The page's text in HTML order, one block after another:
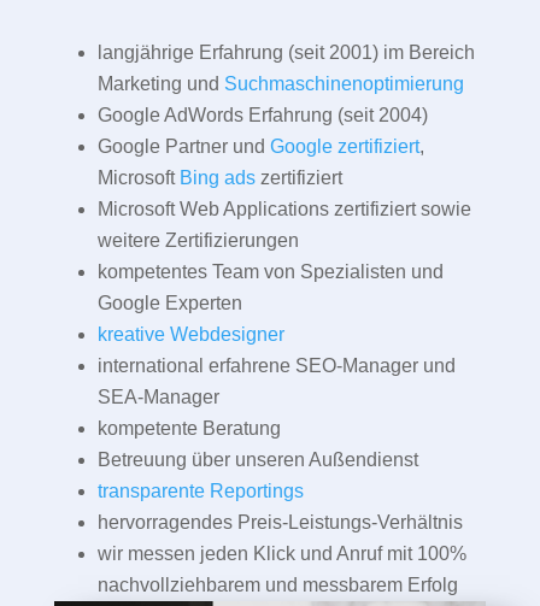
langjährige Erfahrung (seit 2001) im Bereich
Marketing und Suchmaschinenoptimierung
Google AdWords Erfahrung (seit 2004)
Google Partner und Google zertifiziert,
Microsoft Bing adszertifiziert
Microsoft Web Applications zertifiziert sowie
weitere Zertifizierungen
kompetentes Team von Spezialisten und
Google Experten
kreative Webdesigner
international erfahrene SEO-Manager und
SEA-Manager
kompetente Beratung
Betreuung über unseren Außendienst
transparente Reportings
hervorragendes Preis-Leistungs-Verhältnis
wir messen jeden Klick und Anruf mit 100%
nachvollziehbarem und messbarem Erfolg